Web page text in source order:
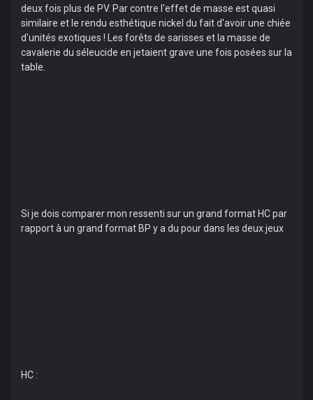
deux fois plus de PV. Par contre l'effet de masse est quasi
similaire et le rendu esthétique nickel du fait d'avoir une chiée
d'unités exotiques ! Les forêts de sarisses et la masse de
cavalerie du séleucide en jetaient grave une fois posées sur la
table.
Si je dois comparer mon ressenti sur un grand format HC par
rapport à un grand format BP y a du pour dans les deux jeux
HC :